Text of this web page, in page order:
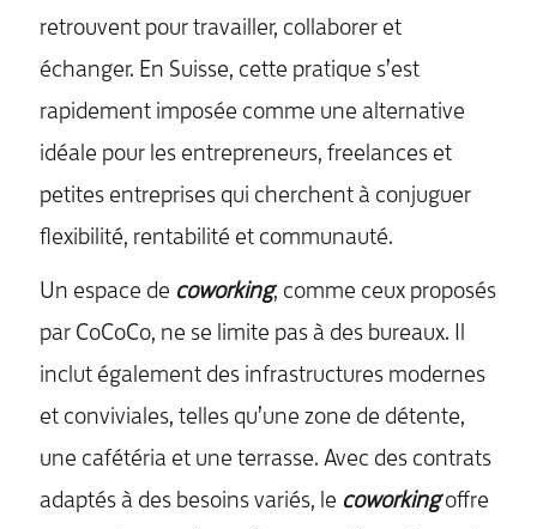
retrouvent pour travailler, collaborer et
échanger. En Suisse, cette pratique s’est
rapidement imposée comme une alternative
idéale pour les entrepreneurs, freelances et
petites entreprises qui cherchent à conjuguer
flexibilité, rentabilité et communauté.
Un espace de coworking, comme ceux proposés
par CoCoCo, ne se limite pas à des bureaux. Il
inclut également des infrastructures modernes
et conviviales, telles qu’une zone de détente,
une cafétéria et une terrasse. Avec des contrats
adaptés à des besoins variés, le coworking offre